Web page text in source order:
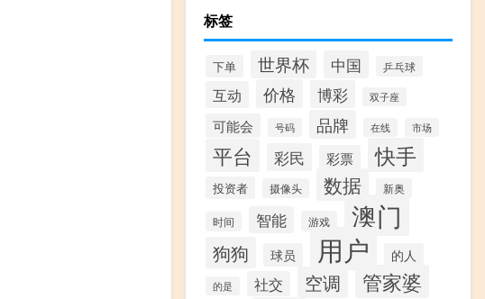
标签
下单 世界杯 中国 乒乓球
互动 价格 博彩 双子座
可能会 号码 品牌 在线 市场
平台 彩民 彩票 快手
投资者 摄像头 数据 新奥
时间 智能 游戏 澳门
狗狗 球员 用户 的人
的是 社交 空调 管家婆